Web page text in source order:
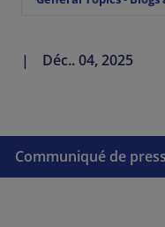
Déc.. 04, 2025
Communiqué de